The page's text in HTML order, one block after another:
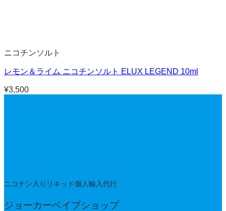
ニコチンソルト
レモン＆ライム ニコチンソルト ELUX LEGEND 10ml
¥3,500
ニコチン入りリキッド個人輸入代行
ジョーカーベイプショップ